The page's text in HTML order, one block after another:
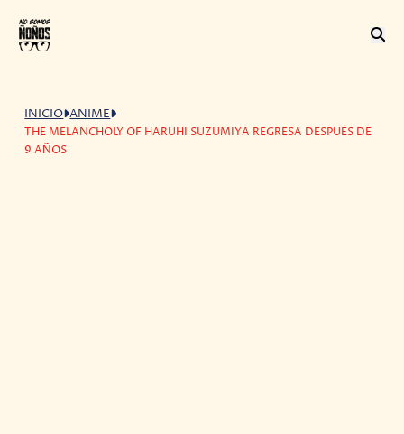
INICIO ANIME
THE MELANCHOLY OF HARUHI SUZUMIYA REGRESA DESPUÉS DE
9 AÑOS